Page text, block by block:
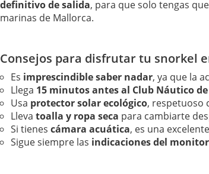
definitivo de salida, para que solo tengas
marinas de Mallorca.
Consejos para disfrutar tu snorkel
Es imprescindible saber nadar, ya que la
Llega 15 minutos antes al Club Náutico
Usa protector solar ecológico, respetuoso
Lleva toalla y ropa seca para cambiarte
Si tienes cámara acuática, es una
Sigue siempre las indicaciones del